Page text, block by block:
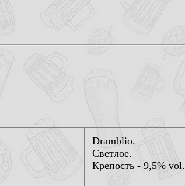
Dramblio.
Светлое.
Крепость - 9,5% vol.